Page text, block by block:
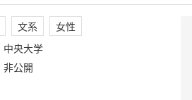
文系
女性
中央大学
非公開